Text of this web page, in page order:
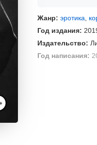
Жанр: эротика
Год издания:
Издательство:
Год написания: